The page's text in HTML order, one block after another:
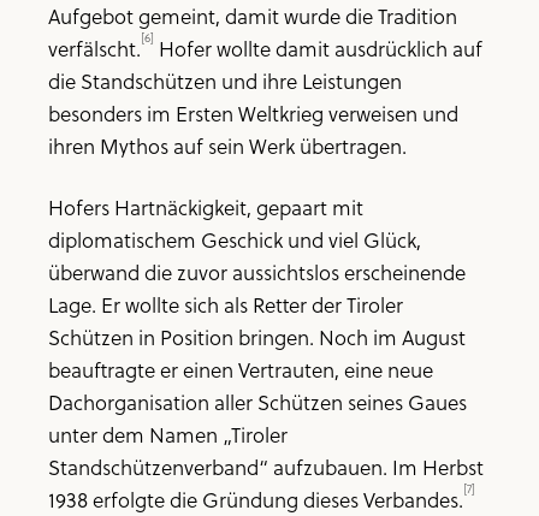
Aufgebot gemeint, damit wurde die Tradition
verfälscht.[6] Hofer wollte damit ausdrücklich auf
die Standschützen und ihre Leistungen
besonders im Ersten Weltkrieg verweisen und
ihren Mythos auf sein Werk übertragen.
Hofers Hartnäckigkeit, gepaart mit
diplomatischem Geschick und viel Glück,
überwand die zuvor aussichtslos erscheinende
Lage. Er wollte sich als Retter der Tiroler
Schützen in Position bringen. Noch im August
beauftragte er einen Vertrauten, eine neue
Dachorganisation aller Schützen seines Gaues
unter dem Namen „Tiroler
Standschützenverband“ aufzubauen. Im Herbst
1938 erfolgte die Gründung dieses Verbandes.[7]